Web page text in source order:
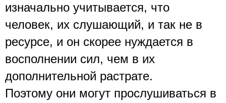
изначально учитывается, что
человек, их слушающий, и так не в
ресурсе, и он скорее нуждается в
восполнении сил, чем в их
дополнительной растрате.
Поэтому они могут прослушиваться в